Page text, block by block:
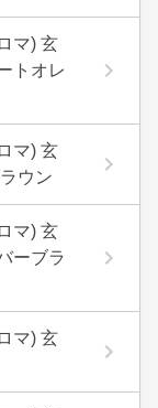
マ) 玄
トオレ
マ) 玄
ウン
マ) 玄
ーブラ
マ) 玄